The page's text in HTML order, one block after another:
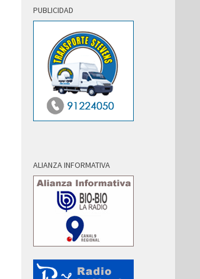
PUBLICIDAD
ALIANZA INFORMATIVA